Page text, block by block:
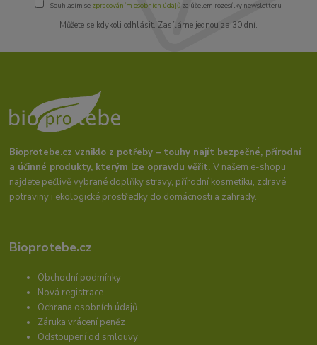
Souhlasím se zpracováním osobních údajůza účelem rozesílky newsletteru.
Můžete se kdykoli odhlásit. Zasíláme jednou za 30 dní.
Bioprotebe.cz vzniklo z potřeby – touhy najít bezpečné, přírodní
a účinné produkty, kterým lze opravdu věřit.V našem e-shopu
najdete pečlivě vybrané doplňky stravy, přírodní kosmetiku, zdravé
potraviny i ekologické prostředky do domácnosti a zahrady.
Bioprotebe.cz
Obchodní podmínky
Nová registrace
Ochrana osobních údajů
Záruka vrácení peněz
Odstoupení od smlouvy